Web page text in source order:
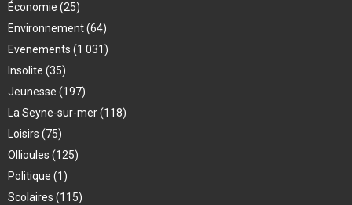
Économie (25)
Environnement(64)
Evenements (1 031)
Insolite (35)
Jeunesse (197)
La Seyne-sur-mer(118)
Loisirs (75)
Ollioules (125)
Politique (1)
Scolaires (115)